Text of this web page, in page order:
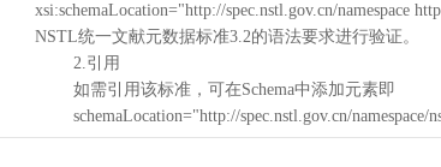
xsi:schemaLocation="http://spec.nstl.gov.cn/namespace
NSTL统一文献元数据标准3.2的语法要求进行验证。
2.引用
如需引用该标准，可在Schema中添加元素即
schemaLocation="http://spec.nstl.gov.cn/namespace/